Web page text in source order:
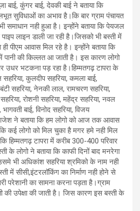
बाई, कुंगर बाई, देवकी बाई ने बताया कि
सुविधाओं का अभाव है।कि बार ग्राम पंचायत
समाधान नही हुआ है। इन्होंने बताया कि पेयजल
लाइन डाली जा रही है।जिसको भी बस्ती में
पीएम आवास मिल रहे है। इन्होंने बताया कि
पानी की किल्लत आ जाती है। इस कारण लोगो
उधर भटकना पड़ रहा है।हिम्मतगढ़ टापरा के
सहरिया, कुलदीप सहरिया, कमला बाई,
सहरिया, नेनकी लाल, रामचरण सहरिया,
रोशनी सहरिया, महेंद्र सहरिया, नवल
बाई, विनोद सहरिया, विजय
ने बताया कि हम लोगो को आज तक आवास
कई लोगो को मिल चुका है मगर हमे नही मिल
हिम्मतगढ़ टापरा में करीब 300-400 परिवार
के लोगो ने बताया कि काफी दिनों बाद मनरेगा
भी अधिकांश सहरिया श्रमिको के नाम नही
में सीसी,इंटरलॉकिंग का निर्माण नही होने से
परेशानी का सामना करना पड़ता है।ग्राम
की उपेक्षा की जाती है। जिस कारण इस बस्ती के